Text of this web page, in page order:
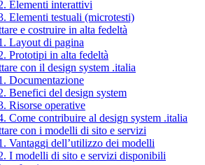
Elementi interattivi
Elementi testuali (microtesti)
e costruire in alta fedeltà
Layout di pagina
Prototipi in alta fedeltà
con il design system .italia
Documentazione
Benefici del design system
Risorse operative
Come contribuire al design system .italia
con i modelli di sito e servizi
Vantaggi dell’utilizzo dei modelli
I modelli di sito e servizi disponibili